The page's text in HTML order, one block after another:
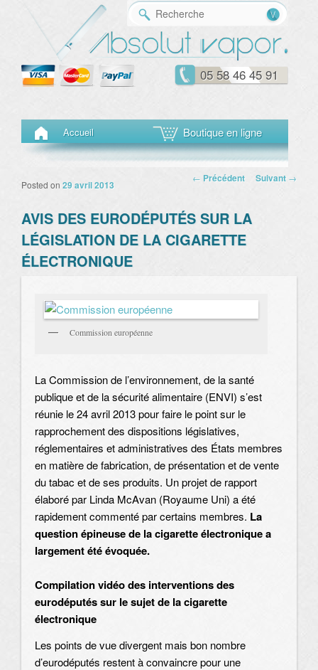
05 58 46 45 91
Menu principal
Aller au contenu principal
Aller au contenu secondaire
Accueil Boutique en ligne
Navigation des
← Précédent Suivant →
AVIS DES EURODÉPUTÉS SUR LA
LÉGISLATION DE LA CIGARETTE
ÉLECTRONIQUE
Posted on 29 avril 2013
Commission européenne
La Commission de l’environnement, de la santé
publique et de la sécurité alimentaire (ENVI) s’est
réunie le 24 avril 2013 pour faire le point sur le
rapprochement des dispositions législatives,
réglementaires et administratives des États membres
en matière de fabrication, de présentation et de vente
du tabac et de ses produits. Un projet de rapport
élaboré par Linda McAvan (Royaume Uni) a été
rapidement commenté par certains membres. La
question épineuse de la cigarette électronique a
largement été évoquée.
Compilation vidéo des interventions des
eurodéputés sur le sujet de la cigarette
électronique
Les points de vue divergent mais bon nombre
d’eurodéputés restent à convaincre pour une